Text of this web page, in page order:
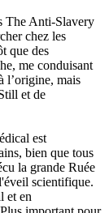
The Anti-Slavery
chez les
que des
me conduisant
l’origine, mais
et de
est
bien que tous
la grande Ruée
scientifique.
et en